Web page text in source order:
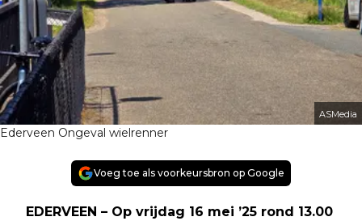
ASMedia
Ederveen Ongeval wielrenner
Voeg toe als voorkeursbron op Google
EDERVEEN – Op vrijdag 16 mei ’25 rond 13.00